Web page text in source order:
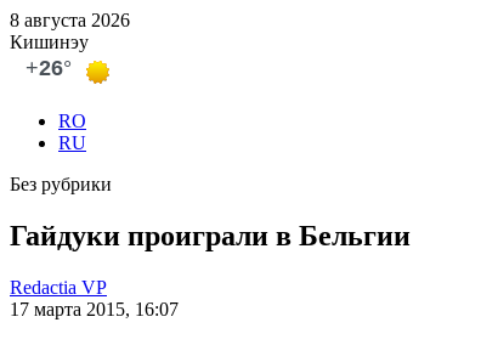
8 августа 2026
Кишинэу
RO
RU
Без рубрики
Гайдуки проиграли в Бельгии
Redactia VP
17 марта 2015, 16:07